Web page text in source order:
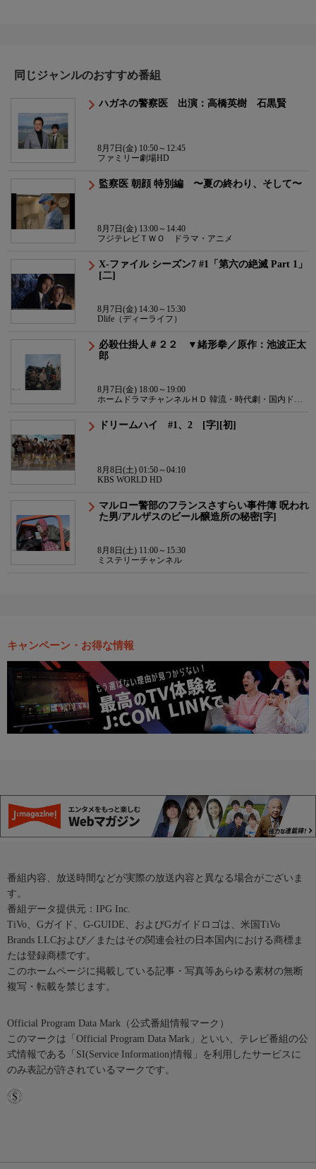
同じジャンルのおすすめ番組
ハガネの警察医 出演：高橋英樹 石黒賢
8月7日(金) 10:50～12:45
ファミリー劇場HD
監察医 朝顔 特別編 〜夏の終わり、そして〜
8月7日(金) 13:00～14:40
フジテレビＴＷＯ ドラマ・アニメ
X-ファイル シーズン7 #1「第六の絶滅 Part 1」
[二]
8月7日(金) 14:30～15:30
Dlife（ディーライフ）
必殺仕掛人＃２２ ▼緒形拳／原作：池波正太
郎
8月7日(金) 18:00～19:00
ホームドラマチャンネルＨＤ 韓流・時代劇・国内ドラ
ドリームハイ #1、2 [字][初]
8月8日(土) 01:50～04:10
KBS WORLD HD
マルロー警部のフランスさすらい事件簿 呪われ
た男/アルザスのビール醸造所の秘密[字]
8月8日(土) 11:00～15:30
ミステリーチャンネル
キャンペーン・お得な情報
番組内容、放送時間などが実際の放送内容と異なる場合がございま
す。
番組データ提供元：IPG Inc.
TiVo、Gガイド、G-GUIDE、およびGガイドロゴは、米国TiVo
Brands LLCおよび／またはその関連会社の日本国内における商標ま
たは登録商標です。
このホームページに掲載している記事・写真等あらゆる素材の無断
複写・転載を禁じます。
Official Program Data Mark（公式番組情報マーク）
このマークは「Official Program Data Mark」といい、テレビ番組の公
式情報である「SI(Service Information)情報」を利用したサービスに
のみ表記が許されているマークです。